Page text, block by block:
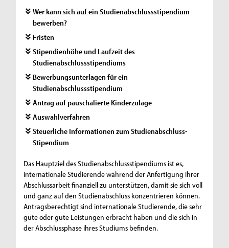
Wer kann sich auf ein Studienabschlussstipendium
bewerben?
Fristen
Stipendienhöhe und Laufzeit des
Studienabschlussstipendiums
Bewerbungsunterlagen für ein
Studienabschlussstipendium
Antrag auf pauschalierte Kinderzulage
Auswahlverfahren
Steuerliche Informationen zum Studienabschluss-
Stipendium
Das Hauptziel des Studienabschlussstipendiums ist es,
internationale Studierende während der Anfertigung Ihrer
Abschlussarbeit finanziell zu unterstützen, damit sie sich voll
und ganz auf den Studienabschluss konzentrieren können.
Antragsberechtigt sind internationale Studierende, die sehr
gute oder gute Leistungen erbracht haben und die sich in
der Abschlussphase ihres Studiums befinden.